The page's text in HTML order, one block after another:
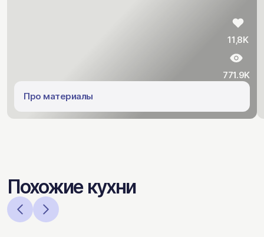
11,8K
771.9K
Про материалы
Похожие кухни